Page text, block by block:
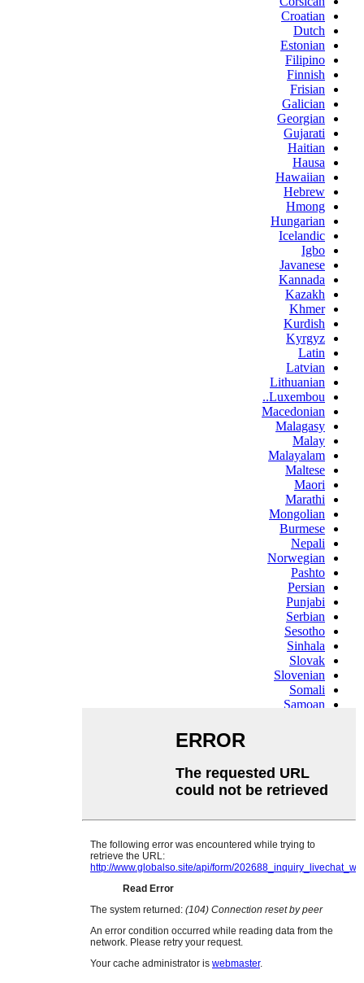
Croatian
Dutch
Estonian
Filipino
Finnish
Frisian
Galician
Georgian
Gujarati
Haitian
Hausa
Hawaiian
Hebrew
Hmong
Hungarian
Icelandic
Igbo
Javanese
Kannada
Kazakh
Khmer
Kurdish
Kyrgyz
Latin
Latvian
Lithuanian
Luxembou..
Macedonian
Malagasy
Malay
Malayalam
Maltese
Maori
Marathi
Mongolian
Burmese
Nepali
Norwegian
Pashto
Persian
Punjabi
Serbian
Sesotho
Sinhala
Slovak
Slovenian
Somali
Samoan
Swahili
Tajik
Telugu
Ukrainian
Urdu
Welsh
Xhosa
Yiddish